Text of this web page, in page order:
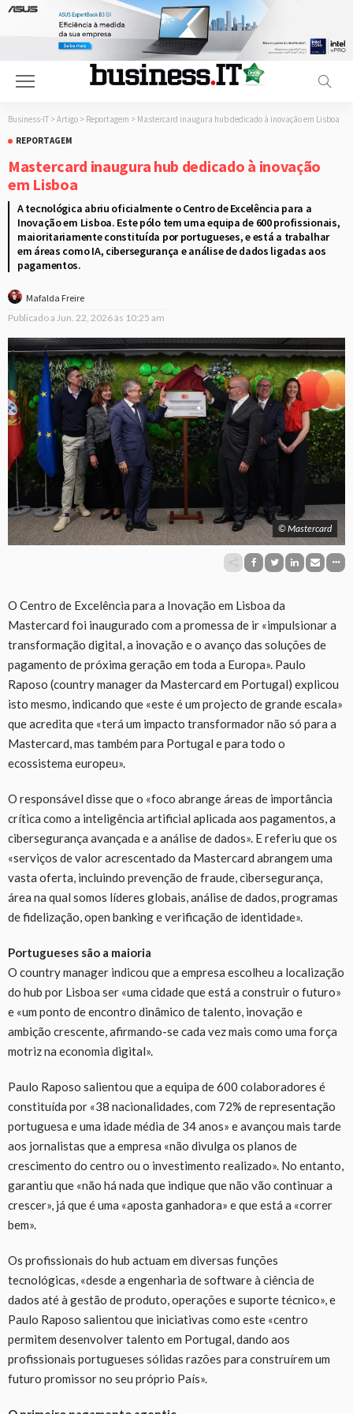
Business-IT > Artigo > Reportagem > Mastercard inaugura hub dedicado à inovação em Lisboa
REPORTAGEM
Mastercard inaugura hub dedicado à inovação
em Lisboa
A tecnológica abriu oficialmente o Centro de Excelência para a
Inovação em Lisboa. Este pólo tem uma equipa de 600 profissionais,
maioritariamente constituída por portugueses, e está a trabalhar
em áreas como IA, cibersegurança e análise de dados ligadas aos
pagamentos.
Mafalda Freire
Publicado a Jun. 22, 2026 às 10:25 am
© Mastercard
O Centro de Excelência para a Inovação em Lisboa da
Mastercard foi inaugurado com a promessa de ir «impulsionar a
transformação digital, a inovação e o avanço das soluções de
pagamento de próxima geração em toda a Europa». Paulo
Raposo (country manager da Mastercard em Portugal) explicou
isto mesmo, indicando que «este é um projecto de grande escala»
que acredita que «terá um impacto transformador não só para a
Mastercard, mas também para Portugal e para todo o
ecossistema europeu».
O responsável disse que o «foco abrange áreas de importância
crítica como a inteligência artificial aplicada aos pagamentos, a
cibersegurança avançada e a análise de dados». E referiu que os
«serviços de valor acrescentado da Mastercard abrangem uma
vasta oferta, incluindo prevenção de fraude, cibersegurança,
área na qual somos líderes globais, análise de dados, programas
de fidelização, open banking e verificação de identidade».
Portugueses são a maioria
O country manager indicou que a empresa escolheu a localização
do hub por Lisboa ser «uma cidade que está a construir o futuro»
e «um ponto de encontro dinâmico de talento, inovação e
ambição crescente, afirmando-se cada vez mais como uma força
motriz na economia digital».
Paulo Raposo salientou que a equipa de 600 colaboradores é
constituída por «38 nacionalidades, com 72% de representação
portuguesa e uma idade média de 34 anos» e avançou mais tarde
aos jornalistas que a empresa «não divulga os planos de
crescimento do centro ou o investimento realizado». No entanto,
garantiu que «não há nada que indique que não vão continuar a
crescer», já que é uma «aposta ganhadora» e que está a «correr
bem».
Os profissionais do hub actuam em diversas funções
tecnológicas, «desde a engenharia de software à ciência de
dados até à gestão de produto, operações e suporte técnico», e
Paulo Raposo salientou que iniciativas como este «centro
permitem desenvolver talento em Portugal, dando aos
profissionais portugueses sólidas razões para construírem um
futuro promissor no seu próprio País».